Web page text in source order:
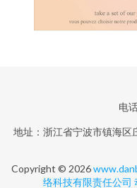
电
地址：浙江省宁波市镇海区
Copyright © 2026
络科技有限责任公司